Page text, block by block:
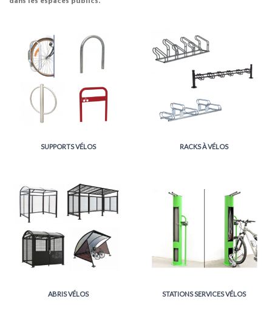
SUPPORTS VÉLOS RACKS À VÉLOS
ABRIS VÉLOS STATIONS SERVICES VÉLOS